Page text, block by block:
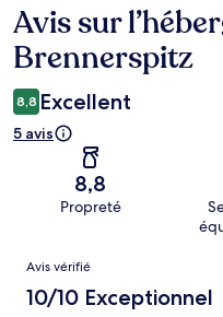
Avis
Avis sur
Brennerspitz
8,8 Excellent
5 avis
8,8
Propreté
Avis
Avis vérifié
10/10 Exceptionnel